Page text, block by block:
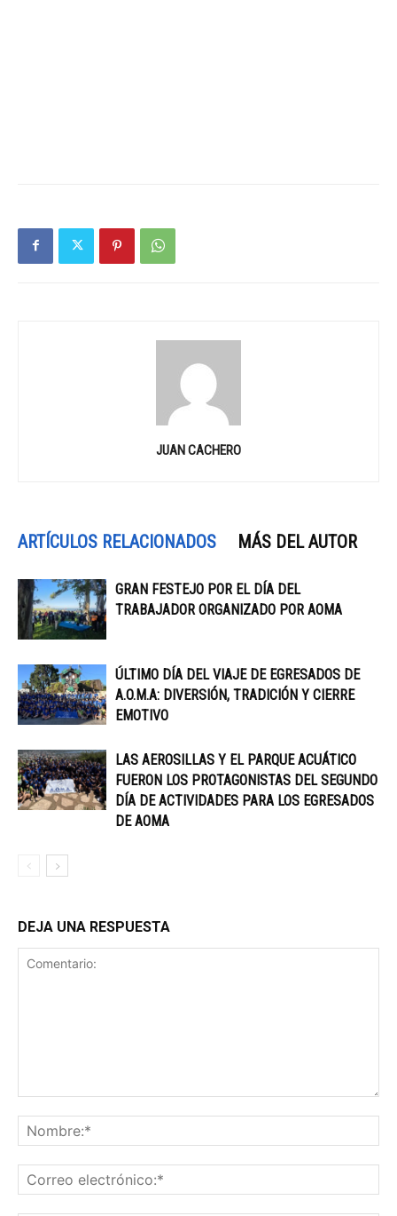
JUAN CACHERO
ARTÍCULOS RELACIONADOS MÁS DEL AUTOR
GRAN FESTEJO POR EL DÍA DEL
TRABAJADOR ORGANIZADO POR AOMA
ÚLTIMO DÍA DEL VIAJE DE EGRESADOS DE
A.O.M.A: DIVERSIÓN, TRADICIÓN Y CIERRE
EMOTIVO
LAS AEROSILLAS Y EL PARQUE ACUÁTICO
FUERON LOS PROTAGONISTAS DEL SEGUNDO
DÍA DE ACTIVIDADES PARA LOS EGRESADOS
DE AOMA
DEJA UNA RESPUESTA